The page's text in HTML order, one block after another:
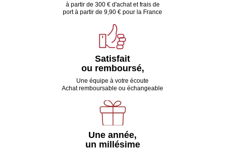
à partir de 300 € d'achat et frais de
port à partir de 9,90 € pour la France
Satisfait
ou remboursé,
Une équipe à votre écoute
Achat remboursable ou échangeable
Une année,
un millésime